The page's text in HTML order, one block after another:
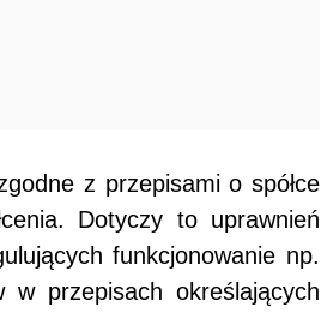
z przepisami o spółce
Dotyczy to uprawnień
funkcjonowanie np.
przepisach określających